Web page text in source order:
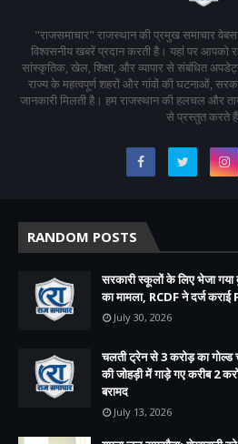
"राजसमाचार" राजस्थान की प्रमुख समाचार
विश्वसनीय खबरें प्रदान करती है। यहां पर आपको
सांस्कृतिक, खेल, शिक्षा, और व्यापार से संबंधित
राज्य के महत्वपूर्ण शहरों और गांवों की घटनाओं,
जानकारी मिलती है। हम राजस्थान की हलचल और
से प्रस्तुत करते
RANDOM POSTS
सरकारी स्कूलों के लिए भेजा
का मामला, RCDF ने दर्ज कराई
July 30, 2026
चलती ट्रेन से 3 करोड़ का
की जोहड़ी में गाड़े गए करीब 2
बरामद
July 13, 2026